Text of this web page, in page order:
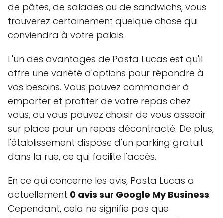
de pâtes, de salades ou de sandwichs, vous
trouverez certainement quelque chose qui
conviendra à votre palais.
L'un des avantages de Pasta Lucas est qu'il
offre une variété d'options pour répondre à
vos besoins. Vous pouvez commander à
emporter et profiter de votre repas chez
vous, ou vous pouvez choisir de vous asseoir
sur place pour un repas décontracté. De plus,
l'établissement dispose d'un parking gratuit
dans la rue, ce qui facilite l'accès.
En ce qui concerne les avis, Pasta Lucas a
actuellement 0 avis sur Google My Business.
Cependant, cela ne signifie pas que